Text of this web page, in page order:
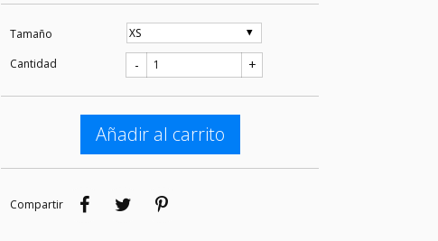
Tamaño
Cantidad
- +
Añadir al carrito
Compartir
CompartirTuitear